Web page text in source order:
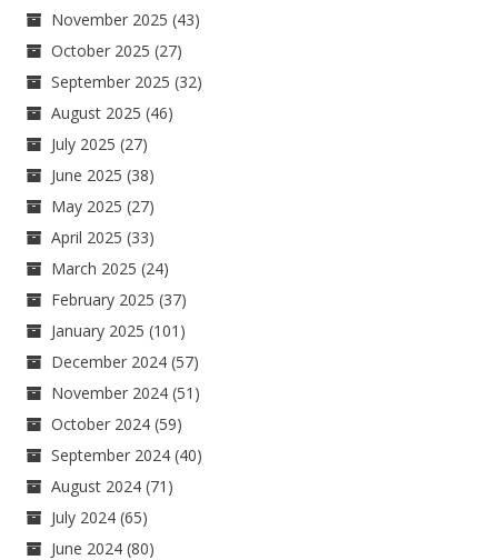
November 2025 (43)
October 2025 (27)
September 2025 (32)
August 2025 (46)
July 2025 (27)
June 2025 (38)
May 2025 (27)
April 2025 (33)
March 2025 (24)
February 2025 (37)
January 2025 (101)
December 2024 (57)
November 2024 (51)
October 2024 (59)
September 2024 (40)
August 2024 (71)
July 2024 (65)
June 2024 (80)